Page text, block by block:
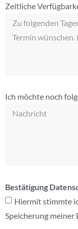
Zeitliche
Ich möchte noch
Bestätigung
Hiermit stimmte
Speicherung meiner